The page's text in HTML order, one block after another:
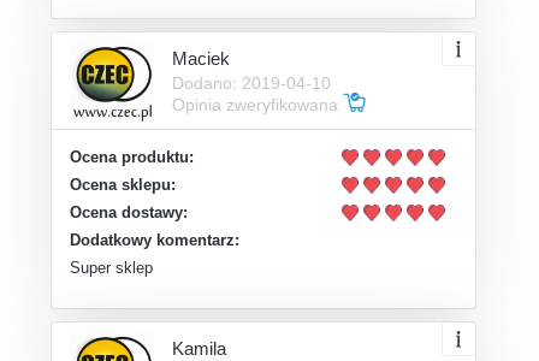
Maciek
Dodano: 2019-04-10
Opinia zweryfikowana
Ocena produktu:
Ocena sklepu:
Ocena dostawy:
Dodatkowy komentarz:
Super sklep
Kamila